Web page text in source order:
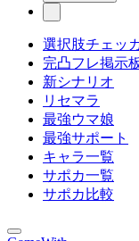
選択肢チェッ
完凸フレ掲示
新シナリオ
リセマラ
最強ウマ娘
最強サポート
キャラ一覧
サポカ一覧
サポカ比較